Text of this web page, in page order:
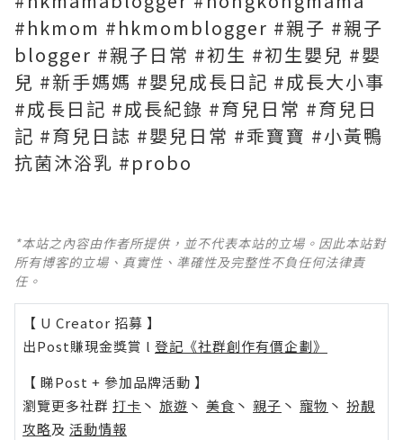
#hkmom #hkmomblogger #親子 #親子
blogger #親子日常 #初生 #初生嬰兒 #嬰
兒 #新手媽媽 #嬰兒成長日記 #成長大小事
#成長日記 #成長紀錄 #育兒日常 #育兒日
記 #育兒日誌 #嬰兒日常 #乖寶寶 #小黃鴨
抗菌沐浴乳 #probo
*本站之內容由作者所提供，並不代表本站的立場。因此本站對
所有博客的立場、真實性、準確性及完整性不負任何法律責
任。
【 U Creator 招募 】
出Post賺現金獎賞 l 登記《社群創作有價企劃》
【 睇Post + 參加品牌活動 】
瀏覽更多社群 打卡 丶 旅遊 丶 美食 丶 親子 丶 寵物 丶 扮靚
攻略及 活動情報